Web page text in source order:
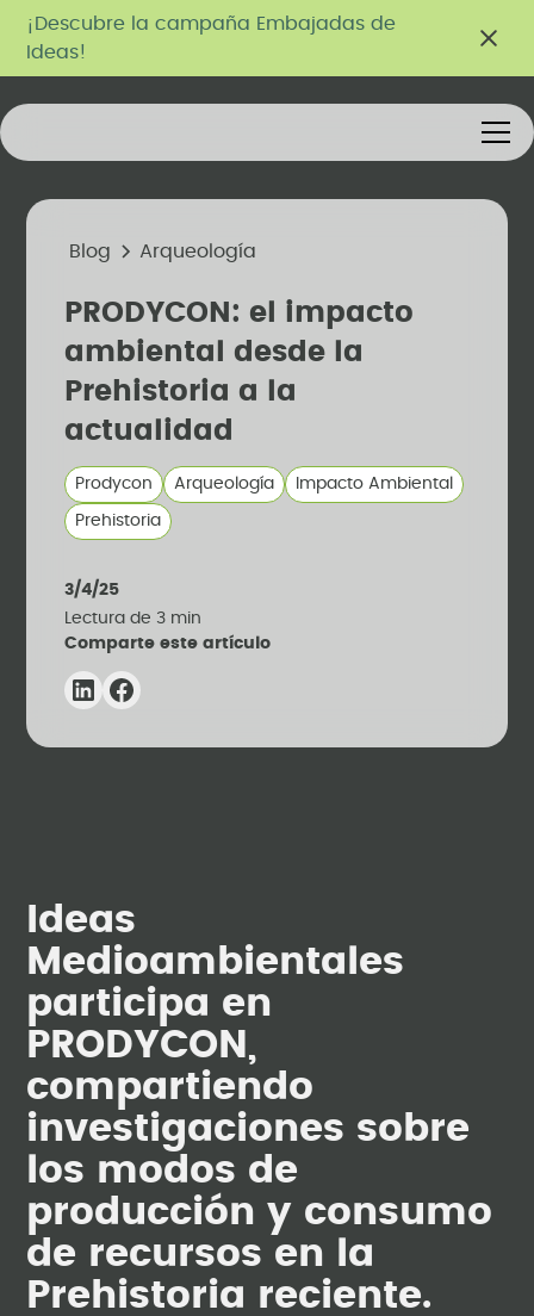
¡Descubre la campaña Embajadas de
Ideas!
Blog Arqueología
PRODYCON: el impacto
ambiental desde la
Prehistoria a la
actualidad
Prodycon Arqueología Impacto Ambiental
Prehistoria
3/4/25
Lectura de 3 min
Comparte este artículo
Ideas
Medioambientales
participa en
PRODYCON,
compartiendo
investigaciones sobre
los modos de
producción y consumo
de recursos en la
Prehistoria reciente.